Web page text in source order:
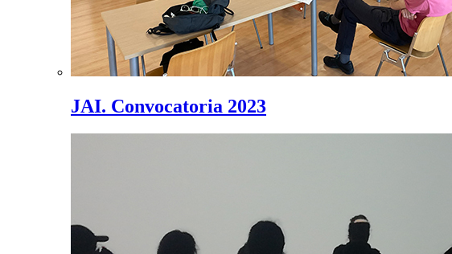
JAI. Convocatoria 2023